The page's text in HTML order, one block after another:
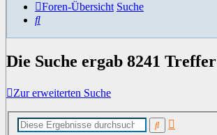
Foren-Übersicht Suche
Suche
Die Suche ergab 8241 Treffer
Zur erweiterten Suche
Suche